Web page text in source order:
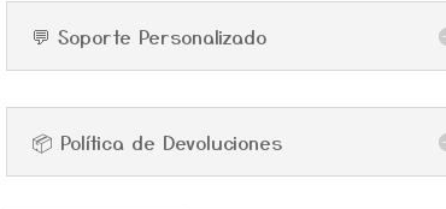
💬 Soporte Personalizado
📦 Política de Devoluciones